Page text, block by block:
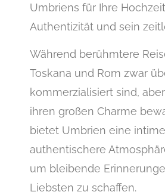
Umbriens für Ihre
Authentizität und sein
Während berühmtere
Toskana und Rom zwar
kommerzialisiert sind,
ihren großen Charme
bietet Umbrien eine
authentischere
um bleibende
Liebsten zu schaffen.